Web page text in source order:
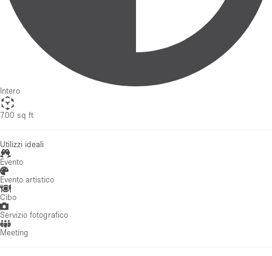
Intero
700 sq ft
Utilizzi ideali
Evento
Evento artistico
Cibo
Servizio fotografico
Meeting